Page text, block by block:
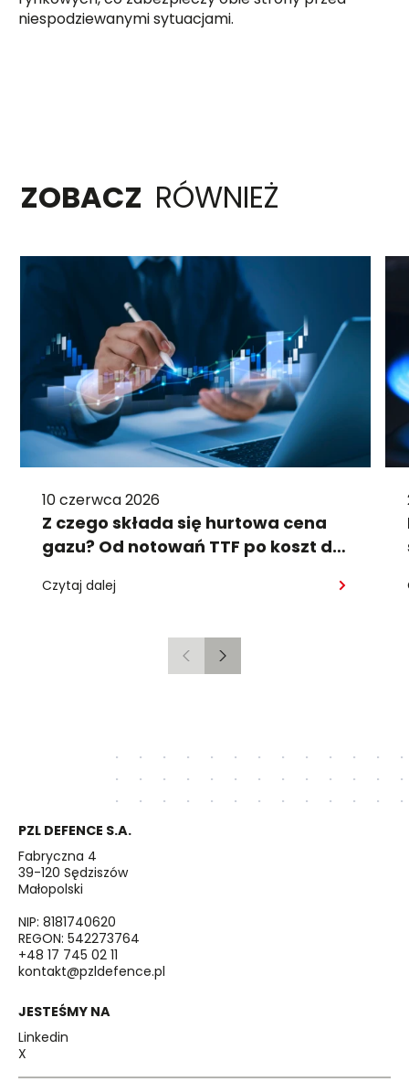
niespodziewanymi sytuacjami.
ZOBACZ RÓWNIEŻ
10 czerwca 2026
Z czego składa się hurtowa cena
gazu? Od notowań TTF po koszt dla
Czytaj dalej
PoprzedniNastępny
PZL DEFENCE S.A.
Fabryczna 4
39-120 Sędziszów
Małopolski
NIP: 8181740620
REGON: 542273764
+48 17 745 02 11
kontakt@pzldefence.pl
JESTEŚMY NA
Linkedin
X